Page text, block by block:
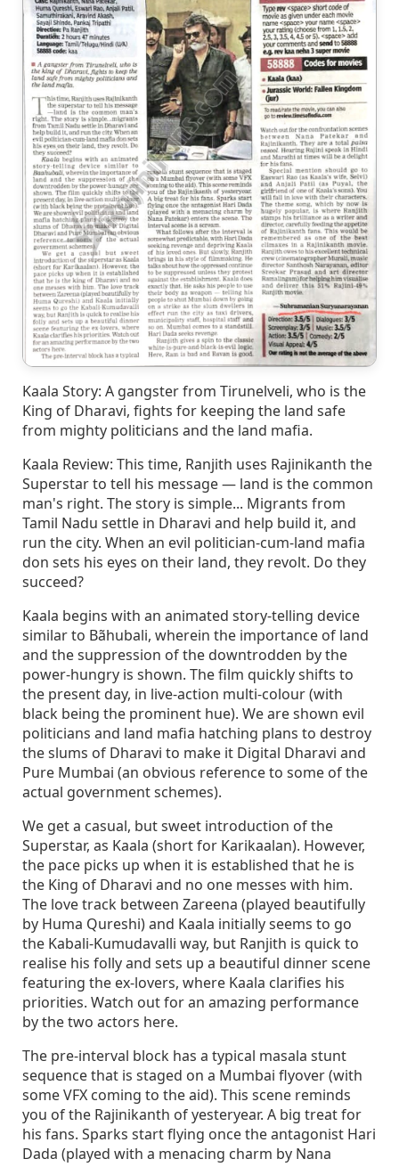
Kaala Story: A gangster from Tirunelveli, who is the
King of Dharavi, fights for keeping the land safe
from mighty politicians and the land mafia.
Kaala Review: This time, Ranjith uses Rajinikanth the
Superstar to tell his message — land is the common
man's right. The story is simple... Migrants from
Tamil Nadu settle in Dharavi and help build it, and
run the city. When an evil politician-cum-land mafia
don sets his eyes on their land, they revolt. Do they
succeed?
Kaala begins with an animated story-telling device
similar to Bãhubali, wherein the importance of land
and the suppression of the downtrodden by the
power-hungry is shown. The film quickly shifts to
the present day, in live-action multi-colour (with
black being the prominent hue). We are shown evil
politicians and land mafia hatching plans to destroy
the slums of Dharavi to make it Digital Dharavi and
Pure Mumbai (an obvious reference to some of the
actual government schemes).
We get a casual, but sweet introduction of the
Superstar, as Kaala (short for Karikaalan). However,
the pace picks up when it is established that he is
the King of Dharavi and no one messes with him.
The love track between Zareena (played beautifully
by Huma Qureshi) and Kaala initially seems to go
the Kabali-Kumudavalli way, but Ranjith is quick to
realise his folly and sets up a beautiful dinner scene
featuring the ex-lovers, where Kaala clarifies his
priorities. Watch out for an amazing performance
by the two actors here.
The pre-interval block has a typical masala stunt
sequence that is staged on a Mumbai flyover (with
some VFX coming to the aid). This scene reminds
you of the Rajinikanth of yesteryear. A big treat for
his fans. Sparks start flying once the antagonist Hari
Dada (played with a menacing charm by Nana